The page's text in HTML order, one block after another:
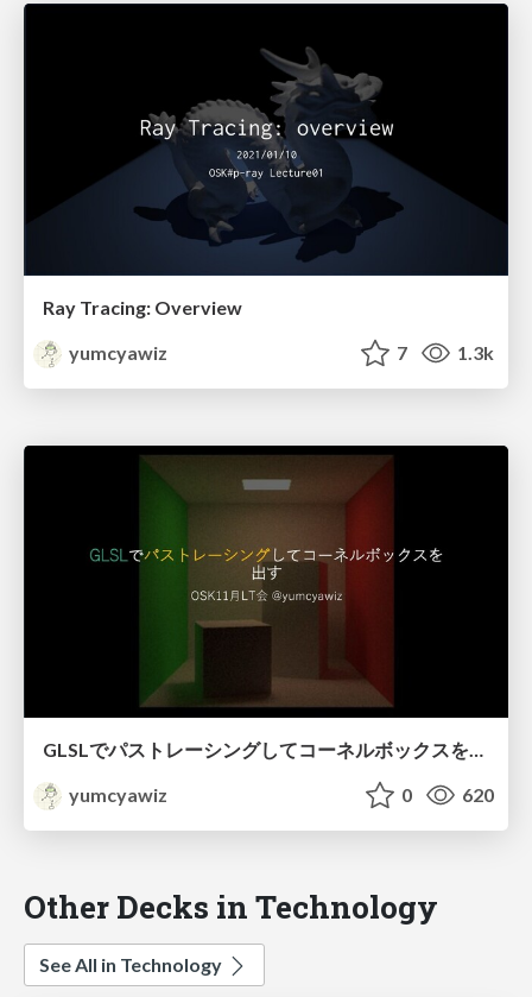
Ray Tracing: Overview
yumcyawiz
7 1.3k
GLSLでパストレーシングしてコーネルボックスを出す
yumcyawiz
0 620
Other Decks in Technology
See All in Technology